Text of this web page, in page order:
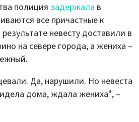
полиция задержала в
все причастные к
невесту доставили в
на севере города, а жениха –
Да, нарушили. Но невеста
дома, ждала жениха", –